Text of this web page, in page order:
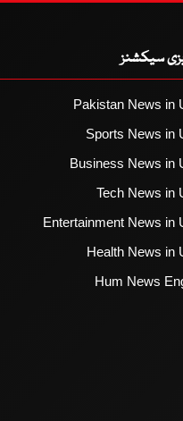
سیکشنز
Pakistan News in
Sports News in
Business News in
Tech News in
Entertainment News in
Health News in
Hum News